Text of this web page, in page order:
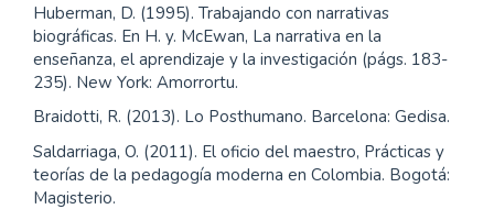
Huberman, D. (1995). Trabajando con narrativas
biográficas. En H. y. McEwan, La narrativa en la
enseñanza, el aprendizaje y la investigación (págs. 183-
235). New York: Amorrortu.
Braidotti, R. (2013). Lo Posthumano. Barcelona: Gedisa.
Saldarriaga, O. (2011). El oficio del maestro, Prácticas y
teorías de la pedagogía moderna en Colombia. Bogotá:
Magisterio.